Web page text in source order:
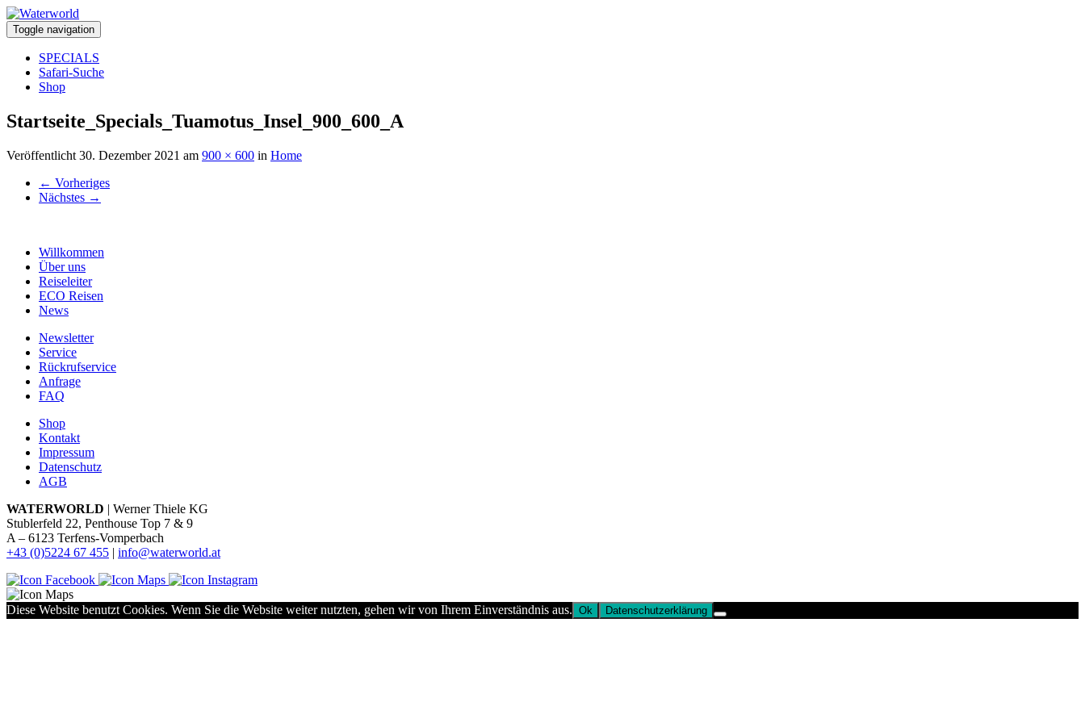
Toggle navigation
SPECIALS
Safari-Suche
Shop
Startseite_Specials_Tuamotus_Insel_900_600_A
Veröffentlicht 30. Dezember 2021 am 900 × 600 in Home
← Vorheriges
Nächstes →
Willkommen
Über uns
Reiseleiter
ECO Reisen
News
Newsletter
Service
Rückrufservice
Anfrage
FAQ
Shop
Kontakt
Impressum
Datenschutz
AGB
WATERWORLD | Werner Thiele KG
Stublerfeld 22, Penthouse Top 7 & 9
A – 6123 Terfens-Vomperbach
+43 (0)5224 67 455 | info@waterworld.at
Diese Website benutzt Cookies. Wenn Sie die Website weiter nutzten, gehen wir von Ihrem Einverständnis aus. Ok Datenschutzerklärung